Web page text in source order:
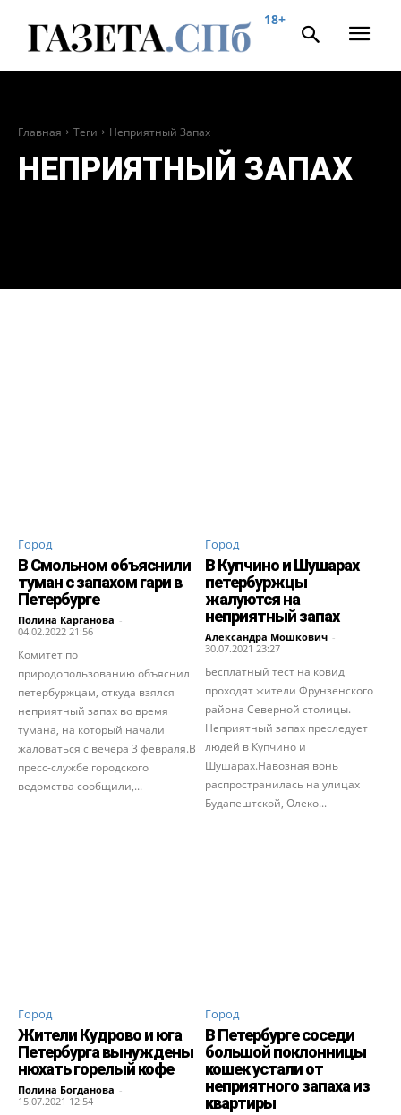
18+
Главная Теги Неприятный Запах
НЕПРИЯТНЫЙ ЗАПАХ
Город
В Смольном объяснили
туман с запахом гари в
Петербурге
Полина Карганова -
04.02.2022 21:56
Комитет по
природопользованию объяснил
петербуржцам, откуда взялся
неприятный запах во время
тумана, на который начали
жаловаться с вечера 3 февраля.В
пресс-службе городского
ведомства сообщили,...
Город
В Купчино и Шушарах
петербуржцы
жалуются на
неприятный запах
Александра Мошкович -
30.07.2021 23:27
Бесплатный тест на ковид
проходят жители Фрунзенского
района Северной столицы.
Неприятный запах преследует
людей в Купчино и
Шушарах.Навозная вонь
распространилась на улицах
Будапештской, Олеко...
Город
Жители Кудрово и юга
Петербурга вынуждены
нюхать горелый кофе
Полина Богданова -
15.07.2021 12:54
Город
В Петербурге соседи
большой поклонницы
кошек устали от
неприятного запаха из
квартиры